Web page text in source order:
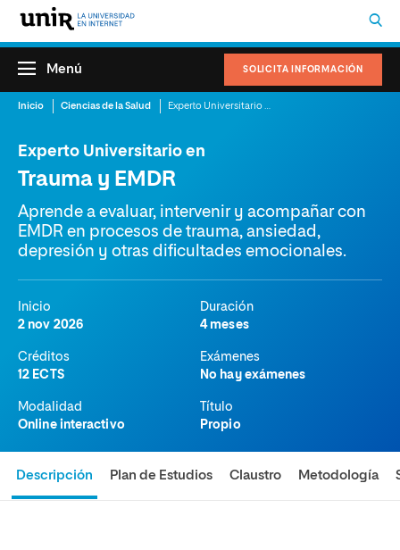
SOLICITA INFORMACIÓN
Menú
Inicio Ciencias de la Salud
Experto Universitario en
Trauma y EMDR
Aprende a evaluar, intervenir y acompañar con
EMDR en procesos de trauma, ansiedad,
depresión y otras dificultades emocionales.
Inicio
2 nov 2026
Duración
4 meses
Créditos
12 ECTS
Exámenes
No hay exámenes
Modalidad
Online interactivo
Título
Propio
Descripción Plan de Estudios Claustro Metodología